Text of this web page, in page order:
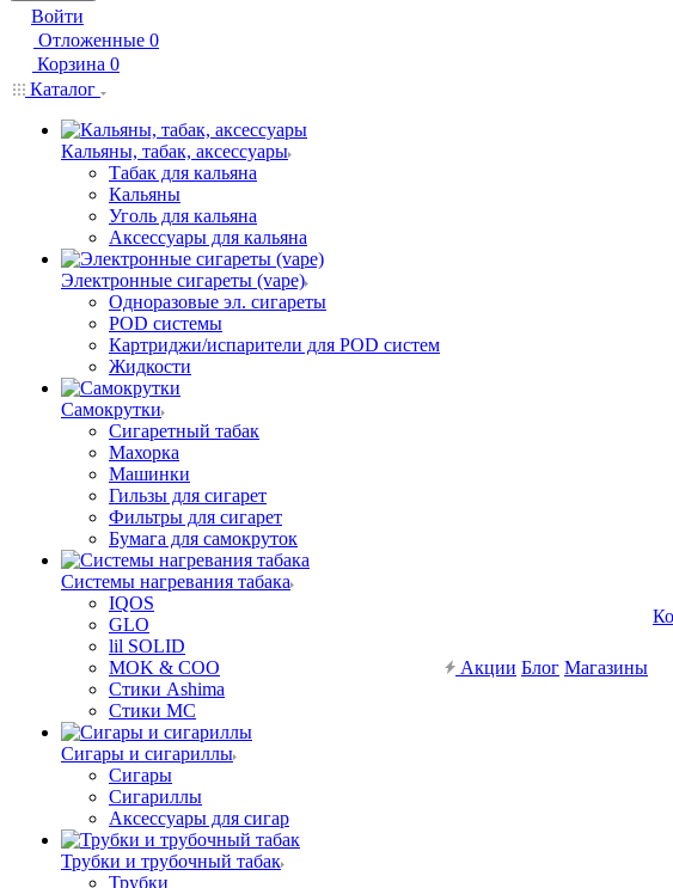
Войти
Отложенные 0
Корзина 0
Каталог
Кальяны, табак, аксессуары
Табак для кальяна
Кальяны
Уголь для кальяна
Аксессуары для кальяна
Электронные сигареты (vape)
Одноразовые эл. сигареты
POD системы
Картриджи/испарители для POD систем
Жидкости
Самокрутки
Сигаретный табак
Махорка
Машинки
Гильзы для сигарет
Фильтры для сигарет
Бумага для самокруток
Системы нагревания табака
IQOS
GLO
lil SOLID
MOK & COO
Стики Ashima
Стики MC
Сигары и сигариллы
Сигары
Сигариллы
Аксессуары для сигар
Трубки и трубочный табак
Трубки
Акции Блог Магазины